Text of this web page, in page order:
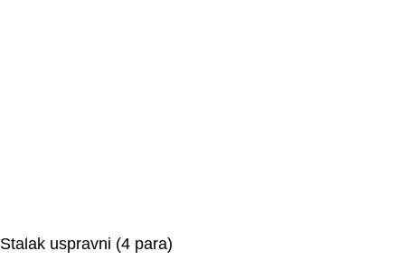
Stalak uspravni (4 para)